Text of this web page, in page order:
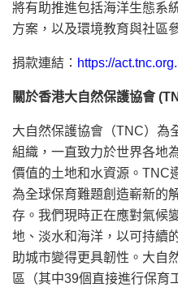
將有助推進包括海洋生態系
方案，以及環境教育與社區
捐款連結： https://
關於香港大自然保護協會
大自然保護協會（TNC）為
組織，一直致力於世界各地
價值的土地和水資源。TNC
為全球保育難題創造嶄新的
存。我們現時正在應對氣候
地、淡水和海洋，以可持續
助城市變得更具韌性。大自
區（其中39個直接進行保育